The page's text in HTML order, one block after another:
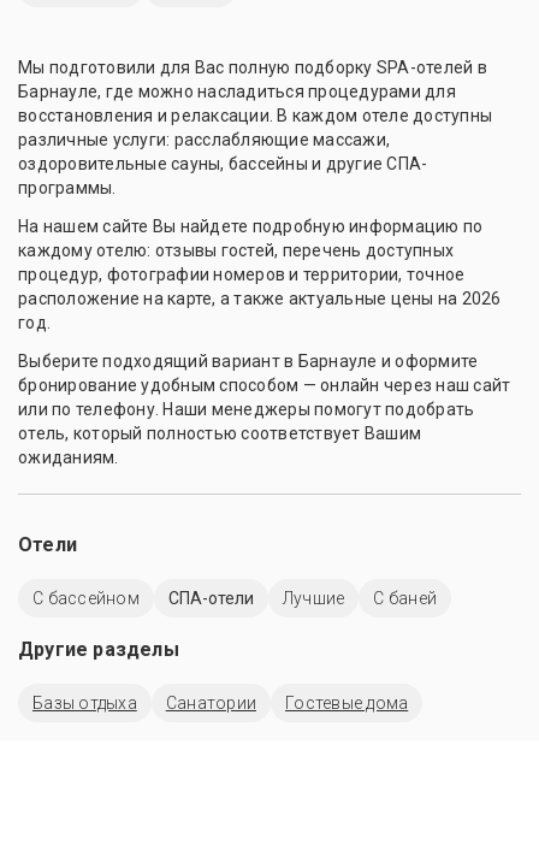
Мы подготовили для Вас полную подборку SPA-отелей в
Барнауле, где можно насладиться процедурами для
восстановления и релаксации. В каждом отеле доступны
различные услуги: расслабляющие массажи,
оздоровительные сауны, бассейны и другие СПА-
программы.
На нашем сайте Вы найдете подробную информацию по
каждому отелю: отзывы гостей, перечень доступных
процедур, фотографии номеров и территории, точное
расположение на карте, а также актуальные цены на 2026
год.
Выберите подходящий вариант в Барнауле и оформите
бронирование удобным способом — онлайн через наш сайт
или по телефону. Наши менеджеры помогут подобрать
отель, который полностью соответствует Вашим
ожиданиям.
Отели
C бассейном СПА-отели Лучшие С баней
Другие разделы
Базы отдыха Санатории Гостевые дома